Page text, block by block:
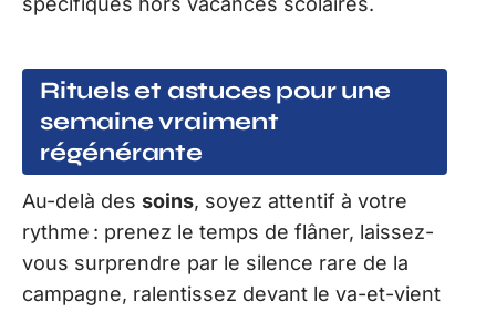
Rituels et astuces pour une
semaine vraiment
régénérante
Au-delà des soins, soyez attentif à votre
rythme : prenez le temps de flâner, laissez-
vous surprendre par le silence rare de la
campagne, ralentissez devant le va-et-vient